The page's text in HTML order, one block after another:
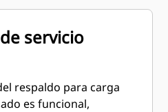
servicio
respaldo para carga
es funcional,